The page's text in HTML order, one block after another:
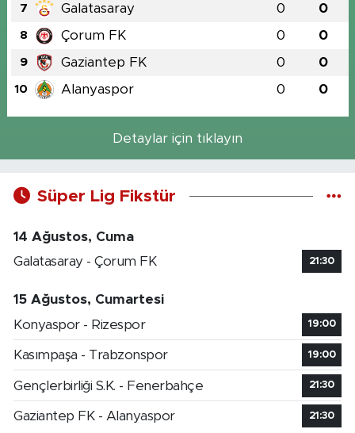
7 Galatasaray 0 0
8 Çorum FK 0 0
9 Gaziantep FK 0 0
10 Alanyaspor 0 0
Detaylar için tıklayın
Süper Lig Fikstür
14 Ağustos, Cuma
Galatasaray - Çorum FK
21:30
15 Ağustos, Cumartesi
Konyaspor - Rizespor
19:00
Kasımpaşa - Trabzonspor 19:00
Gençlerbirliği S.K. - Fenerbahçe 21:30
Gaziantep FK - Alanyaspor 21:30